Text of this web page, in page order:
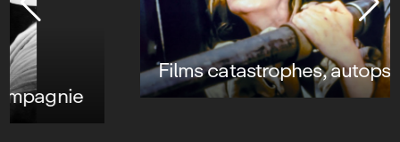
Films catastrophes, autopsie d’un genre